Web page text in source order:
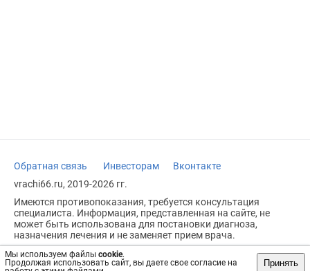
Мы используем файлы cookie.
Продолжая использовать сайт, вы даете свое согласие на
Принять
Обратная связь Инвесторам
Вконтакте
vrachi66.ru, 2019-2026 гг.
Имеются противопоказания, требуется консультация
специалиста. Информация, представленная на сайте, не
может быть использована для постановки диагноза,
назначения лечения и не заменяет прием врача.
Возрастное ограничение: 18+